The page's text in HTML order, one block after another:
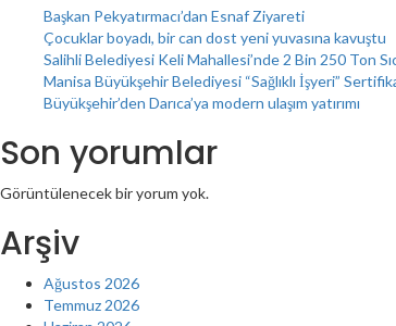
Başkan Pekyatırmacı’dan Esnaf Ziyareti
Çocuklar boyadı, bir can dost yeni yuvasına kavuştu
Salihli Belediyesi Keli Mahallesi’nde 2 Bin 250 Ton
Manisa Büyükşehir Belediyesi “Sağlıklı İşyeri”
Büyükşehir’den Darıca’ya modern ulaşım yatırımı
Son yorumlar
Görüntülenecek bir yorum yok.
Arşiv
Ağustos 2026
Temmuz 2026